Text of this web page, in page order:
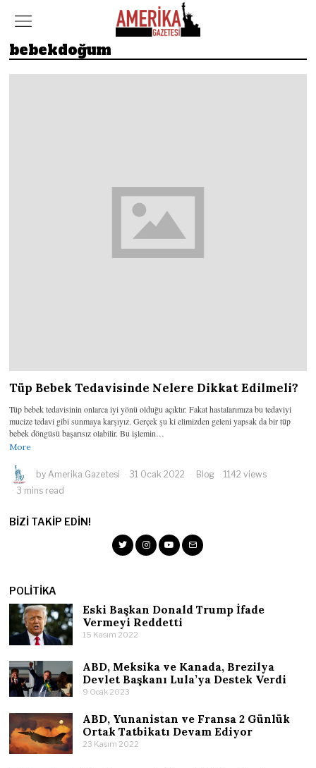
bebekdoğum
Tüp Bebek Tedavisinde Nelere Dikkat Edilmeli?
Tüp bebek tedavisinin onlarca iyi yönü olduğu açıktır. Fakat hastalarımıza bu tedaviyi
mucize tedavi gibi sunmaya karşıyız. Gerçek şu ki elimizden geleni yapsak da bir tüp
bebek döngüsü başarısız olabilir. Bu işlemin…
More
byAmerika Gazetesi 31 Ocak 2022 Blog
1142 views
3 mins read
BIZI TAKIP EDIN!
POLITIKA
Eski Başkan Donald Trump İfade
Vermeyi Reddetti
15 Kasım 2022
ABD, Meksika ve Kanada, Brezilya
Devlet Başkanı Lula’ya Destek Verdi
9 Ocak 2023
ABD, Yunanistan ve Fransa 2 Günlük
Ortak Tatbikatı Devam Ediyor
23 Kasım 2022